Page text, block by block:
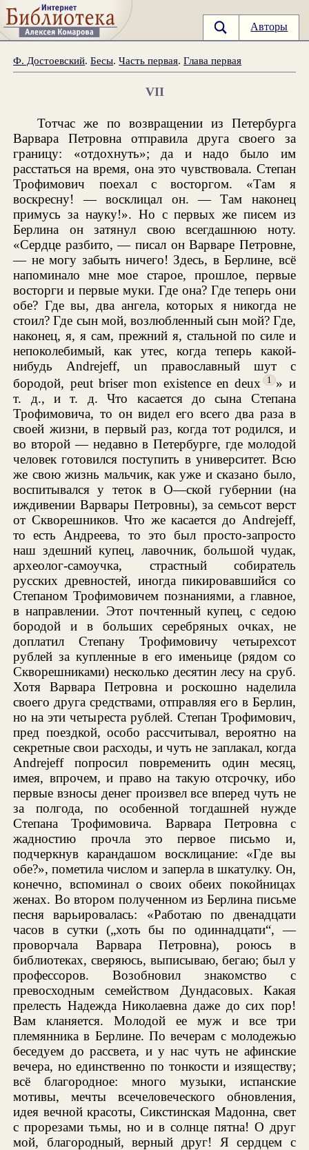
Авторы
Ф. Достоевский.Бесы.Часть первая.Глава первая
VII
Тотчас же по возвращении из Петербурга
Варвара Петровна отправила друга своего за
границу: «отдохнуть»; да и надо было им
расстаться на время, она это чувствовала. Степан
Трофимович поехал с восторгом. «Там я
воскресну! — восклицал он. — Там наконец
примусь за науку!». Но с первых же писем из
Берлина он затянул свою всегдашнюю ноту.
«Сердце разбито, — писал он Варваре Петровне,
— не могу забыть ничего! Здесь, в Берлине, всё
напоминало мне мое старое, прошлое, первые
восторги и первые муки. Где она? Где теперь они
обе? Где вы, два ангела, которых я никогда не
стоил? Где сын мой, возлюбленный сын мой? Где,
наконец, я, я сам, прежний я, стальной по силе и
непоколебимый, как утес, когда теперь какой-
нибудь Andrejeff, un православный шут с
бородой, peut briser mon existence en deux
1
» и
т. д., и т. д. Что касается до сына Степана
Трофимовича, то он видел его всего два раза в
своей жизни, в первый раз, когда тот родился, и
во второй — недавно в Петербурге, где молодой
человек готовился поступить в университет. Всю
же свою жизнь мальчик, как уже и сказано было,
воспитывался у теток в О—ской губернии (на
иждивении Варвары Петровны), за семьсот верст
от Скворешников. Что же касается до Andrejeff,
то есть Андреева, то это был просто-запросто
наш здешний купец, лавочник, большой чудак,
археолог-самоучка, страстный собиратель
русских древностей, иногда пикировавшийся со
Степаном Трофимовичем познаниями, а главное,
в направлении. Этот почтенный купец, с седою
бородой и в больших серебряных очках, не
доплатил Степану Трофимовичу четырехсот
рублей за купленные в его именьице (рядом со
Скворешниками) несколько десятин лесу на сруб.
Хотя Варвара Петровна и роскошно наделила
своего друга средствами, отправляя его в Берлин,
но на эти четыреста рублей. Степан Трофимович,
пред поездкой, особо рассчитывал, вероятно на
секретные свои расходы, и чуть не заплакал, когда
Andrejeff попросил повременить один месяц,
имея, впрочем, и право на такую отсрочку, ибо
первые взносы денег произвел все вперед чуть не
за полгода, по особенной тогдашней нужде
Степана Трофимовича. Варвара Петровна с
жадностию прочла это первое письмо и,
подчеркнув карандашом восклицание: «Где вы
обе?», пометила числом и заперла в шкатулку. Он,
конечно, вспоминал о своих обеих покойницах
женах. Во втором полученном из Берлина письме
песня варьировалась: «Работаю по двенадцати
часов в сутки („хоть бы по одиннадцати“, —
проворчала Варвара Петровна), роюсь в
библиотеках, сверяюсь, выписываю, бегаю; был у
профессоров. Возобновил знакомство с
превосходным семейством Дундасовых. Какая
прелесть Надежда Николаевна даже до сих пор!
Вам кланяется. Молодой ее муж и все три
племянника в Берлине. По вечерам с молодежью
беседуем до рассвета, и у нас чуть не афинские
вечера, но единственно по тонкости и изяществу;
всё благородное: много музыки, испанские
мотивы, мечты всечеловеческого обновления,
идея вечной красоты, Сикстинская Мадонна, свет
с прорезами тьмы, но и в солнце пятна! О друг
мой, благородный, верный друг! Я сердцем с